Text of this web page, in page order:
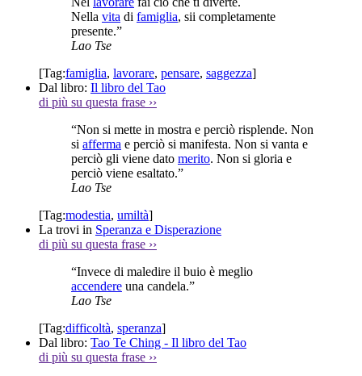
Nella vita di famiglia, sii completamente
presente.”
Lao Tse
[Tag:famiglia, lavorare, pensare, saggezza]
Dal libro: Il libro del Tao
di più su questa frase ››
“Non si mette in mostra e perciò risplende. Non
si afferma e perciò si manifesta. Non si vanta e
perciò gli viene dato merito. Non si gloria e
perciò viene esaltato.”
Lao Tse
[Tag:modestia, umiltà]
La trovi in Speranza e Disperazione
di più su questa frase ››
“Invece di maledire il buio è meglio
accendere una candela.”
Lao Tse
[Tag:difficoltà, speranza]
Dal libro: Tao Te Ching - Il libro del Tao
di più su questa frase ››